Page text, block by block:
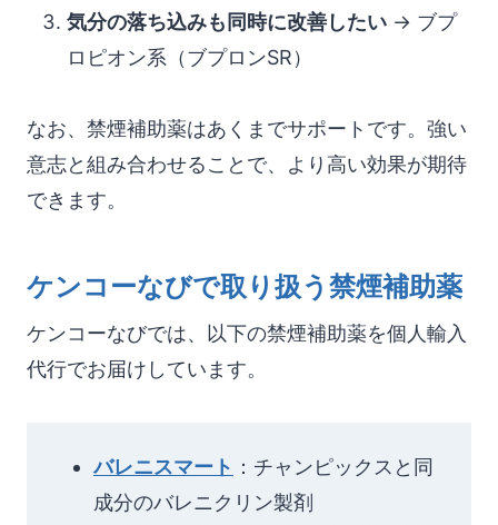
気分の落ち込みも同時に改善したい → ブプ
ロピオン系（ブプロンSR）
なお、禁煙補助薬はあくまでサポートです。強い
意志と組み合わせることで、より高い効果が期待
できます。
ケンコーなびで取り扱う禁煙補助薬
ケンコーなびでは、以下の禁煙補助薬を個人輸入
代行でお届けしています。
バレニスマート ：チャンピックスと同
成分のバレニクリン製剤